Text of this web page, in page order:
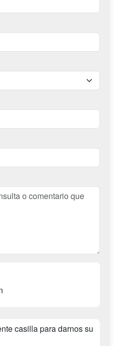
casilla para darnos su